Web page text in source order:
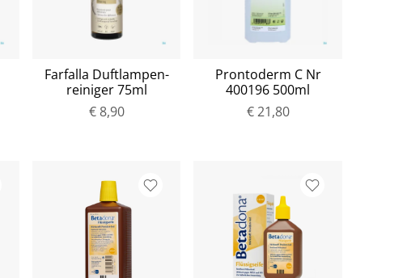
Farfalla Duftlampen-
reiniger 75ml
€ 8,90
Prontoderm C Nr
400196 500ml
€ 21,80